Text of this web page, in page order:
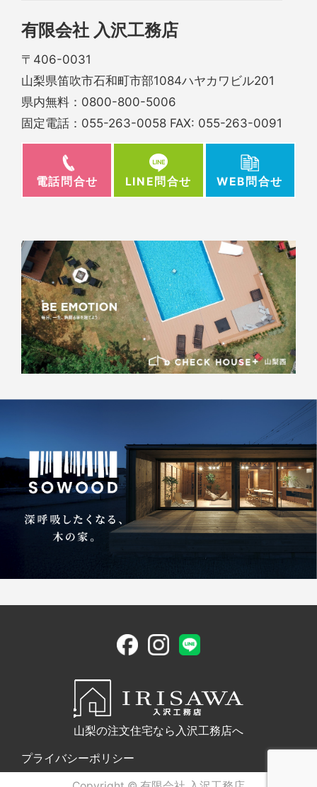
有限会社 入沢工務店
〒406-0031
山梨県笛吹市石和町市部1084ハヤカワビル201
県内無料： 0800-800-5006
固定電話： 055-263-0058 FAX: 055-263-0091
電話問合せ LINE問合せ WEB問合せ
山梨の注文住宅なら入沢工務店へ
プライバシーポリシー